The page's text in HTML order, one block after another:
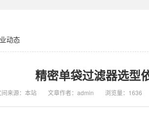
动态
精密单袋过滤器选型
间来源：本站 文章作者：admin 浏览量：1636